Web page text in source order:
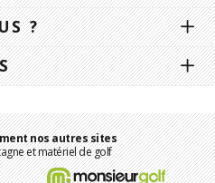
?
nos autres sites
et matériel de golf